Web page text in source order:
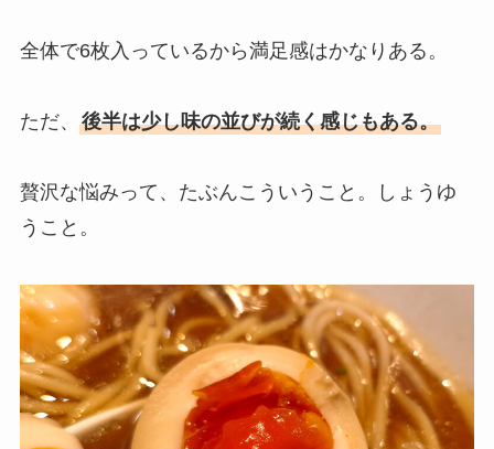
全体で6枚入っているから満足感はかなりある。
ただ、 後半は少し味の並びが続く感じもある。
贅沢な悩みって、たぶんこういうこと。しょうゆ
うこと。